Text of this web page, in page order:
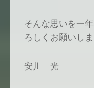
そんな思いを一
ろしくお願いし
安川 光